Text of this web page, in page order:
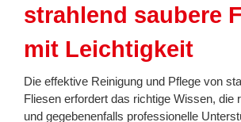
strahlend saubere
mit Leichtigkeit
Die effektive Reinigung und Pflege von
Fliesen erfordert das richtige Wissen, die
und gegebenenfalls professionelle